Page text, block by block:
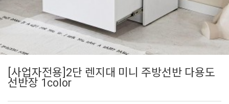
[사업자전용]2단 렌지대 미니 주방선반 다용도
선반장 1color